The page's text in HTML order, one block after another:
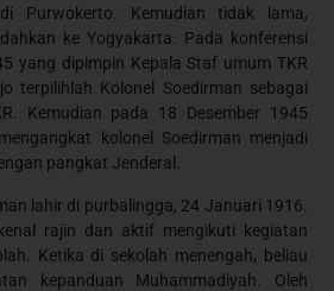
Purwokerto. Kemudian tidak lama,
ke Yogyakarta. Pada konferensi
yang dipimpin Kepala Staf umum TKR
terpilihlah Kolonel Soedirman sebagai
Kemudian pada 18 Desember 1945
kolonel Soedirman menjadi
pangkat Jenderal.
lahir di purbalingga, 24 Januari 1916.
rajin dan aktif mengikuti kegiatan
Ketika di sekolah menengah, beliau
kepanduan Muhammadiyah. Oleh